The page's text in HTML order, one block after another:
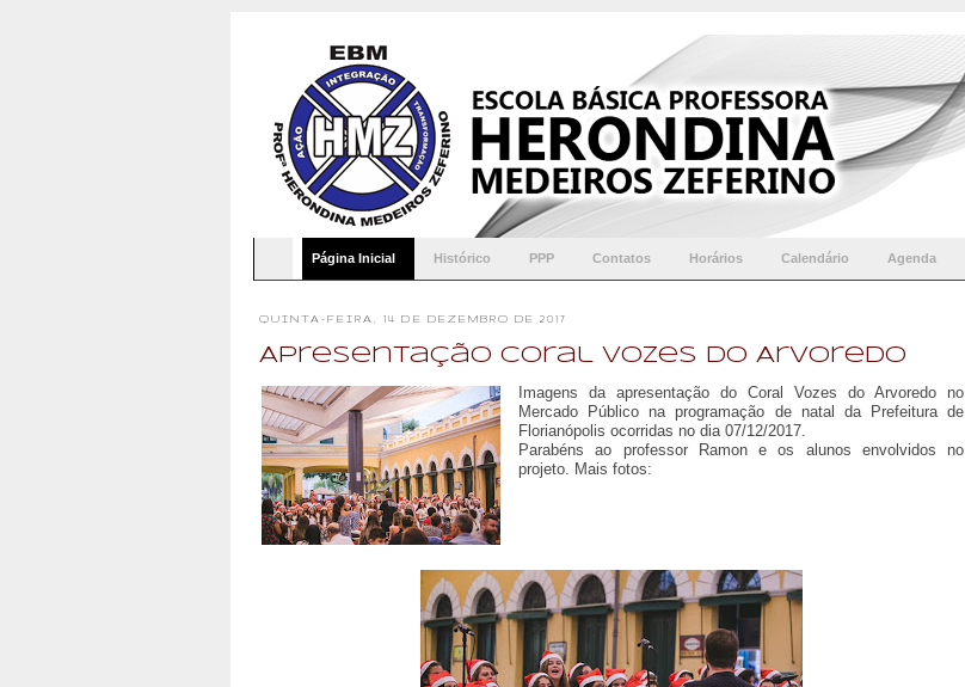
Página Inicial Histórico PPP Contatos Horários Calendário Agenda
QUINTA-FEIRA, 14 DE DEZEMBRO DE 2017
Apresentação Coral Vozes do Arvoredo
Imagens da apresentação do Coral Vozes do Arvoredo no
Mercado Público na programação de natal da Prefeitura de
Florianópolis ocorridas no dia 07/12/2017.
Parabéns ao professor Ramon e os alunos envolvidos no
projeto. Mais fotos: